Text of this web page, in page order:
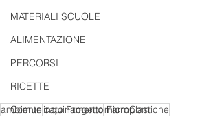
MATERIALI SCUOLE
ALIMENTAZIONE
PERCORSI
RICETTE
Comunicato Progetto FarmCom
ambiente inquinamentomicroplastiche